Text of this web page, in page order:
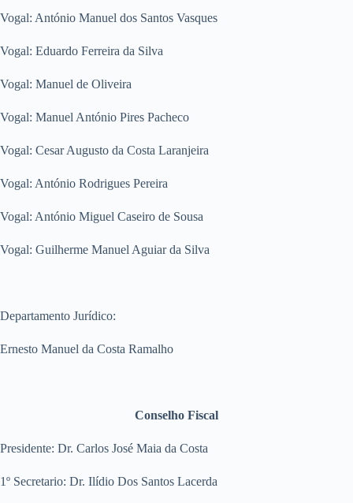
Vogal: António Manuel dos Santos Vasques
Vogal: Eduardo Ferreira da Silva
Vogal: Manuel de Oliveira
Vogal: Manuel António Pires Pacheco
Vogal: Cesar Augusto da Costa Laranjeira
Vogal: António Rodrigues Pereira
Vogal: António Miguel Caseiro de Sousa
Vogal: Guilherme Manuel Aguiar da Silva
Departamento Jurídico:
Ernesto Manuel da Costa Ramalho
Conselho Fiscal
Presidente: Dr. Carlos José Maia da Costa
1º Secretario: Dr. Ilídio Dos Santos Lacerda